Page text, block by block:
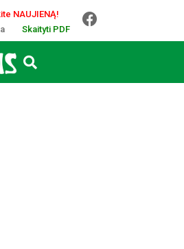
NAUJIENĄ!
Skaityti PDF